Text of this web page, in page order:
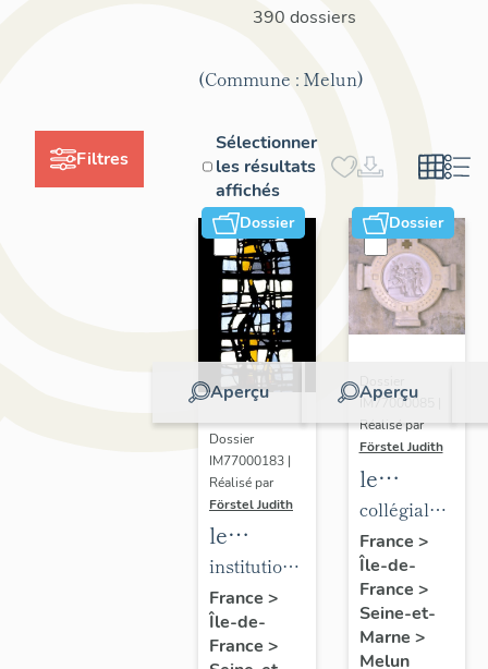
Filtres
390 dossiers
(Commune : Melun)
Sélectionner
les résultats
affichés
Dossier
Aperçu
Dossier
IM77000183 |
Réalisé par
Förstel Judith
le
mobilier
de
l'Institution
Saint-
institution
Saint-
Aspais
France >
Île-de-
France >
Dossier
Aperçu
IM77000085 |
Réalisé par
Förstel Judith
le
mobilier
de la
collégiale
Notre-
Dame
collégiale
Notre-
Dame
France >
Île-de-
France >
Seine-et-
Marne >
Melun